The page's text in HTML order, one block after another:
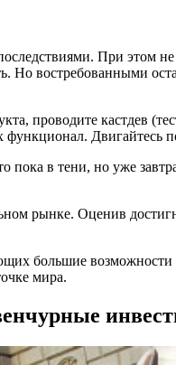
При этом
Но востребованными
проводите кастдев
Двигайтесь
пока в тени, но уже
рынке. Оценив
большие
мира.